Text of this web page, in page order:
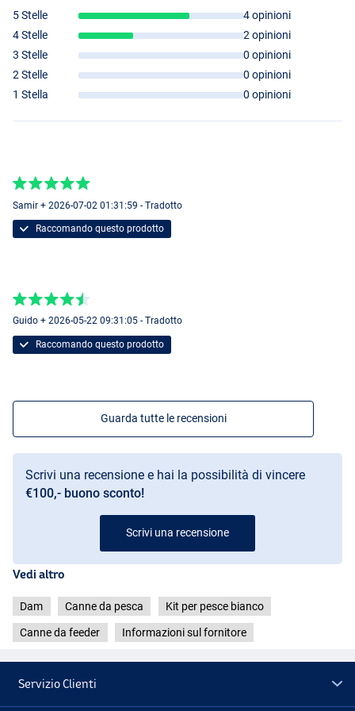
DAM Full Tech Feeder 390cm (120g) 6000 (0.40mm) CMB
- Lunghezza di trasporto: 130cm
- Grammatura: 120g
- Taglia mulinello: 6000
- Diametro della lenza in bobina: 0,40 mm
5 Stelle
4 opinioni
4 Stelle
2 opinioni
3 Stelle
0 opinioni
2 Stelle
0 opinioni
1 Stella
0 opinioni
Samir + 2026-07-02 01:31:59 - Tradotto
Raccomando questo prodotto
Guido + 2026-05-22 09:31:05 - Tradotto
Raccomando questo prodotto
Guarda tutte le recensioni
Scrivi una recensione e hai la possibilità di vincere
€100,- buono sconto!
Scrivi una recensione
Vedi altro
Dam Canne da pesca Kit per pesce bianco
Canne da feeder Informazioni sul fornitore
Servizio Clienti